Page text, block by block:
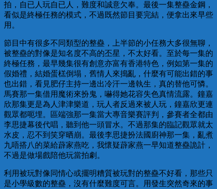
拍，自已人玩自已人，難度和誠意欠奉。最後一集整蠱金鋼，
看似是終極任務的模式，不過既然節目要完結，便拿出來早些
用。
節目中有很多不同類型的整蠱，上半節的小任務大多很無聊，
被整蠱的對像是知名度不高的丕星，不太好看。至於每一集的
終極任務，最早幾集很有創意亦富有香港特色，例如第一集的
假婚禮，結婚蛋榚倒塌，舊情人來搗亂，什麼有可能出錯的事
也出錯，看見肥仔主持一邊出冷汗一邊執生，真的替他可憐。
馬賽那一集借用魔術來扮鬼，嚇得她花容失色真情流露。鐘嘉
欣那集更是為人津津樂道，玩人者反過來被人玩，鐘嘉欣更連
觀眾都呃埋。區端強那一集當大專音樂賽評判，參賽者全都由
李思捷幕後代唱，聽到他一頭冒水。不過那集的臨記觀眾就太
水皮，忍不到笑穿晒崩。最後李思捷扮法國廚神那一集，亂煮
九唔搭八的菜給薜家燕吃，我懷疑薜家燕一早知道整蠱詭計，
不過是做場戲陪他玩當拍劇。
利用被玩對像同情心或擺明糟質被玩對的整蠱不好看，那些只
是小學級數的整蠱，沒有什麼難度可言。用發生突然奇來的事